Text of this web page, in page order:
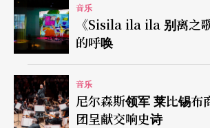
Die lustige Witwe沿用的中文翻译
妇》，其风流的原文之意乃充满趣
意，以此呈现上流社会的嬉戏与心
PAR名词解码室
音乐
《Sisila ila ila 别离之
的呼唤
音乐
尼尔森斯领军 莱比锡布
团呈献交响史诗